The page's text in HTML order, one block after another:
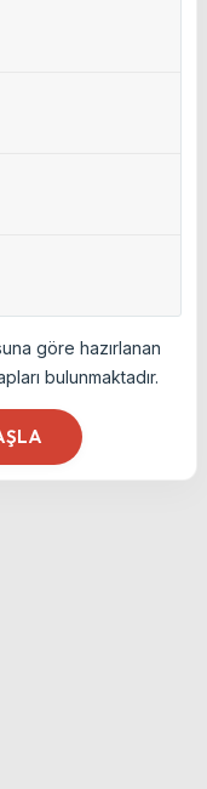
göre hazırlanan
bulunmaktadır.